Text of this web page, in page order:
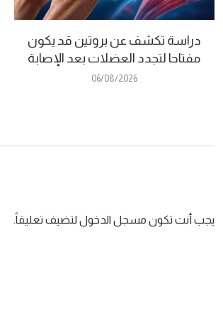
دراسة تكشف عن بروتين قد يكون
مفتاحا لتجدد العضلات بعد الإصابة
06/08/2026
يجب أنت تكون مسجل الدخول لتضيف تعليقاً.